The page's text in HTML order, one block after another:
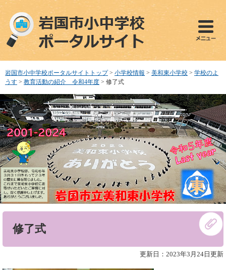
ペ
で
す
メ
ば
し
本
文
へ
岩国市小中学校ポータルサイトトップ > 小学校情報 > 美和東小学校 > 学校のよ
うす > 教育活動の紹介 令和4年度 > 修了式
修了式
更新日：2023年3月24日更新